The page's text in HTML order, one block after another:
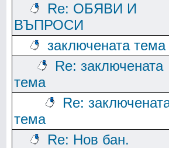
Re: ОБЯВИ И
ВЪПРОСИ
заключената тема
Re: заключената
тема
Re:
тема
Re: Нов бан.